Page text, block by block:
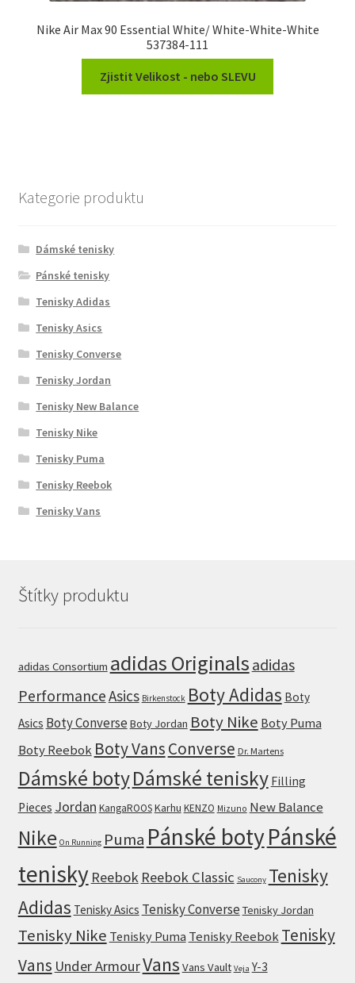
Nike Air Max 90 Essential White/ White-White-White
537384-111
Zjistit Velikost - nebo SLEVU
Kategorie produktu
Dámské tenisky
Pánské tenisky
Tenisky Adidas
Tenisky Asics
Tenisky Converse
Tenisky Jordan
Tenisky New Balance
Tenisky Nike
Tenisky Puma
Tenisky Reebok
Tenisky Vans
Štítky produktu
adidas Consortium adidas Originals adidas
PerformanceAsics Birkenstock Boty Adidas Boty
Asics Boty Converse Boty Jordan Boty Nike Boty Puma
Boty Reebok Boty VansConverse Dr. Martens
Dámské botyDámské tenisky Filling
Pieces Jordan KangaROOSKarhu KENZO Mizuno New Balance
Nike On Running Puma Pánské botyPánské
tenisky Reebok Reebok Classic Saucony Tenisky
Adidas Tenisky Asics Tenisky Converse Tenisky Jordan
Tenisky Nike Tenisky Puma Tenisky Reebok Tenisky
Vans Under ArmourVans Vans Vault Veja Y-3